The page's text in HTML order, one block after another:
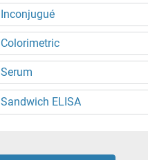
Inconjugué
Colorimetric
Serum
Sandwich ELISA